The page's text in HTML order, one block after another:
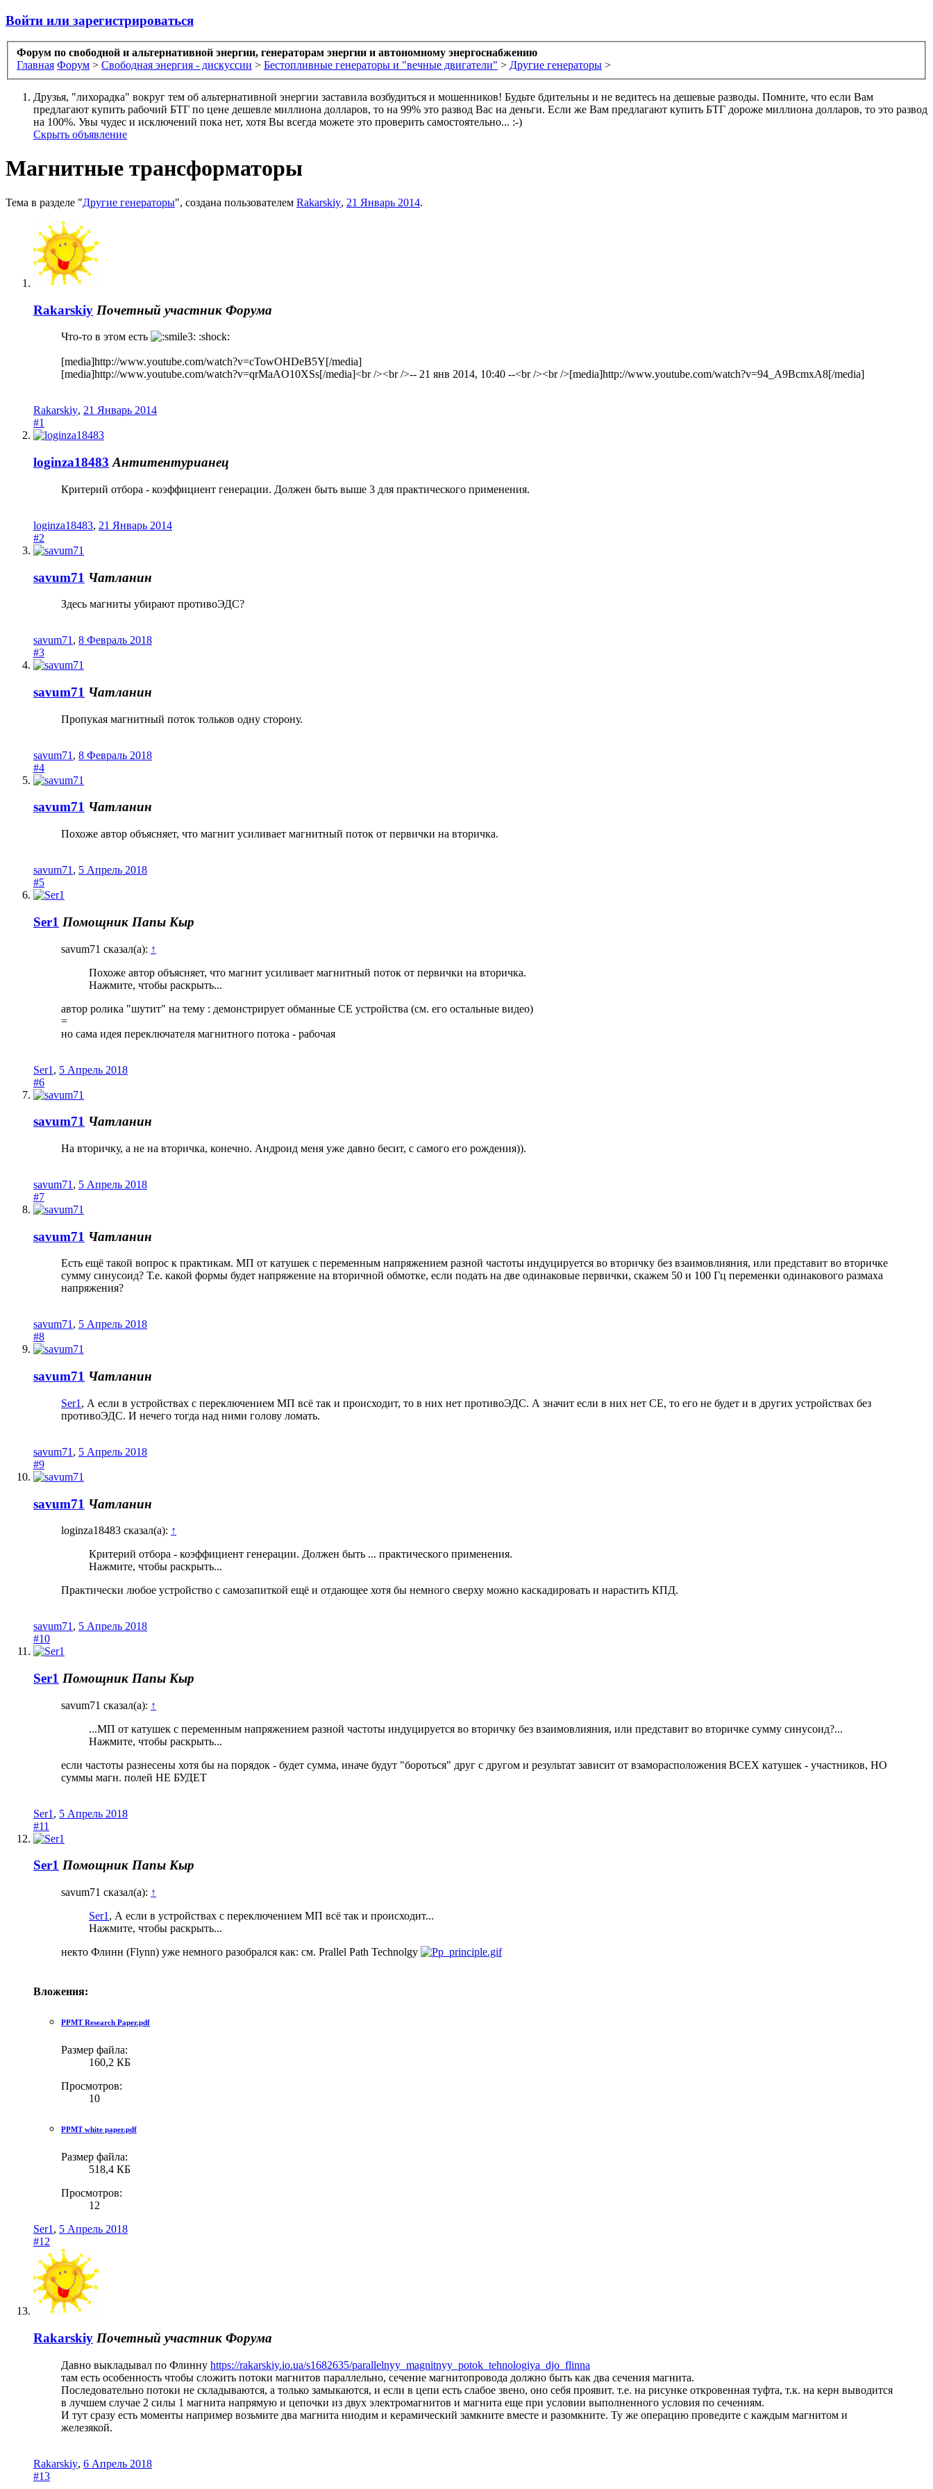
Войти или зарегистрироваться
Форум по свободной и альтернативной энергии, генераторам энергии и автономному энергоснабжению
Главная Форум > Свободная энергия - дискуссии > Бестопливные генераторы и "вечные двигатели" > Другие генераторы >
Друзья, "лихорадка" вокруг тем об альтернативной энергии заставила возбудиться и мошенников! Будьте бдительны и не ведитесь на дешевые разводы. Помните, что если Вам
предлагают купить рабочий БТГ по цене дешевле миллиона долларов, то на 99% это развод Вас на деньги. Если же Вам предлагают купить БТГ дороже миллиона долларов, то это развод
на 100%. Увы чудес и исключений пока нет, хотя Вы всегда можете это проверить самостоятельно... :-)
Скрыть объявление
Магнитные трансформаторы
Тема в разделе "Другие генераторы", создана пользователем Rakarskiy, 21 Январь 2014.
Rakarskiy Почетный участник Форума
Что-то в этом есть :shock:
[media]http://www.youtube.com/watch?v=cTowOHDeB5Y[/media]
[media]http://www.youtube.com/watch?v=qrMaAO10XSs[/media]<br /><br />-- 21 янв 2014, 10:40 --<br /><br />[media]http://www.youtube.com/watch?v=94_A9BcmxA8[/media]
Rakarskiy, 21 Январь 2014
#1
loginza18483 Антитентурианец
Критерий отбора - коэффициент генерации. Должен быть выше 3 для практического применения.
loginza18483, 21 Январь 2014
#2
savum71 Чатланин
Здесь магниты убирают противоЭДС?
savum71 , 8 Февраль 2018
#3
savum71 Чатланин
Пропукая магнитный поток тольков одну сторону.
savum71 , 8 Февраль 2018
#4
savum71 Чатланин
Похоже автор объясняет, что магнит усиливает магнитный поток от первички на вторичка.
savum71 , 5 Апрель 2018
#5
Ser1 Помощник Папы Кыр
savum71 сказал(а): ↑
Похоже автор объясняет, что магнит усиливает магнитный поток от первички на вторичка.
Нажмите, чтобы раскрыть...
автор ролика "шутит" на тему : демонстрирует обманные СЕ устройства (см. его остальные видео)
=
но сама идея переключателя магнитного потока - рабочая
Ser1 , 5 Апрель 2018
#6
savum71 Чатланин
На вторичку, а не на вторичка, конечно. Андроид меня уже давно бесит, с самого его рождения)).
savum71 , 5 Апрель 2018
#7
savum71 Чатланин
Есть ещё такой вопрос к практикам. МП от катушек с переменным напряжением разной частоты индуцируется во вторичку без взаимовлияния, или представит во вторичке
сумму синусоид? Т.е. какой формы будет напряжение на вторичной обмотке, если подать на две одинаковые первички, скажем 50 и 100 Гц переменки одинакового размаха
напряжения?
savum71, 5 Апрель 2018
#8
savum71 Чатланин
Ser1 , А если в устройствах с переключением МП всё так и происходит, то в них нет противоЭДС. А значит если в них нет СЕ, то его не будет и в других устройствах без
противоЭДС. И нечего тогда над ними голову ломать.
savum71 , 5 Апрель 2018
#9
savum71 Чатланин
loginza18483 сказал(а): ↑
Критерий отбора - коэффициент генерации. Должен быть ... практического применения.
Нажмите, чтобы раскрыть...
Практически любое устройство с самозапиткой ещё и отдающее хотя бы немного сверху можно каскадировать и нарастить КПД.
savum71 , 5 Апрель 2018
#10
Ser1 Помощник Папы Кыр
savum71 сказал(а): ↑
...МП от катушек с переменным напряжением разной частоты индуцируется во вторичку без взаимовлияния, или представит во вторичке сумму синусоид?...
Нажмите, чтобы раскрыть...
если частоты разнесены хотя бы на порядок - будет сумма, иначе будут "бороться" друг с другом и результат зависит от взаморасположения ВСЕХ катушек - участников, НО
суммы магн. полей НЕ БУДЕТ
Ser1 , 5 Апрель 2018
#11
Ser1 Помощник Папы Кыр
savum71 сказал(а): ↑
Ser1 , А если в устройствах с переключением МП всё так и происходит...
Нажмите, чтобы раскрыть...
некто Флинн (Flynn) уже немного разобрался как: см. Prallel Path Technolgy
Вложения:
PPMT Research Paper.pdf
Размер файла:
160,2 КБ
Просмотров:
10
PPMT white paper.pdf
Размер файла:
518,4 КБ
Просмотров:
12
Ser1 , 5 Апрель 2018
#12
Rakarskiy Почетный участник Форума
Давно выкладывал по Флинну https://rakarskiy.io.ua/s1682635/parallelnyy_magnitnyy_potok_tehnologiya_djo_flinna
там есть особенность чтобы сложить потоки магнитов параллельно, сечение магнитопровода должно быть как два сечения магнита.
Последовательно потоки не складываются, а только замыкаются, и если в цепи есть слабое звено, оно себя проявит. т.е. на рисунке откровенная туфта, т.к. на керн выводится
в лучшем случае 2 силы 1 магнита напрямую и цепочки из двух электромагнитов и магнита еще при условии выполненного условия по сечениям.
И тут сразу есть моменты например возьмите два магнита ниодим и керамический замкните вместе и разомкните. Ту же операцию проведите с каждым магнитом и
железякой.
Rakarskiy, 6 Апрель 2018
#13